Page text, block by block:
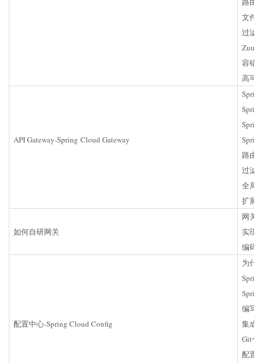
文件
过滤
Zuul
容错
高可
API Gateway-Spring Cloud Gateway
路由
过滤
全局
扩展
如何自研网关
网关
实现
编码
配置中心-Spring Cloud Config
为什
编写
集成
Git仓
配置